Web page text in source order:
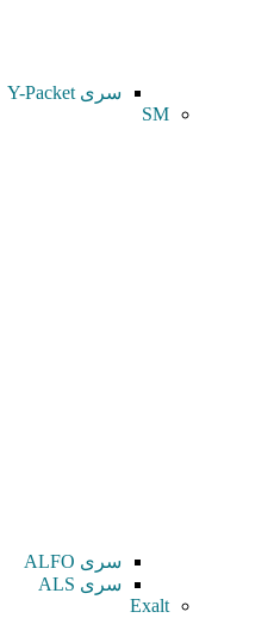
سری Y-Packet
SM
سری ALFO
سری ALS
Exalt